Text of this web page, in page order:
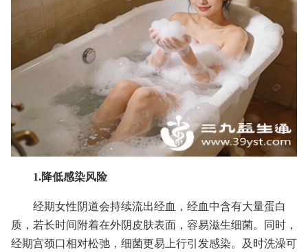
1.降低感染风险
经期女性阴道会持续流出经血，经血中含有大量蛋白
质，若长时间附着在外阴皮肤表面，容易滋生细菌。同时，
经期宫颈口相对松弛，细菌更易上行引发感染。及时洗澡可